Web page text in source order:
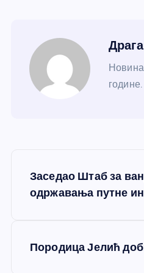
године.
Заседао Штаб за
одржавања путне
Породица Јелић